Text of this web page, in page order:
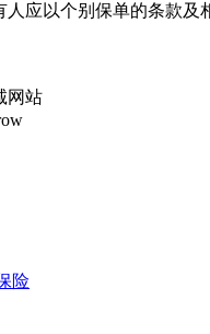
人应以个别保单的条款及
网站
险